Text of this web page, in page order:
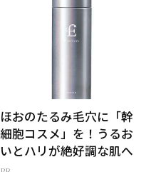
ほおのたるみ毛穴に「幹
細胞コスメ」を！うるお
いとハリが絶好調な肌へ